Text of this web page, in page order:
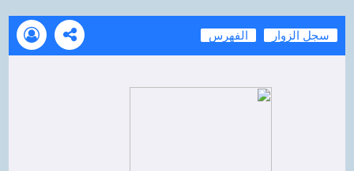
سجل الزوار الفهرس